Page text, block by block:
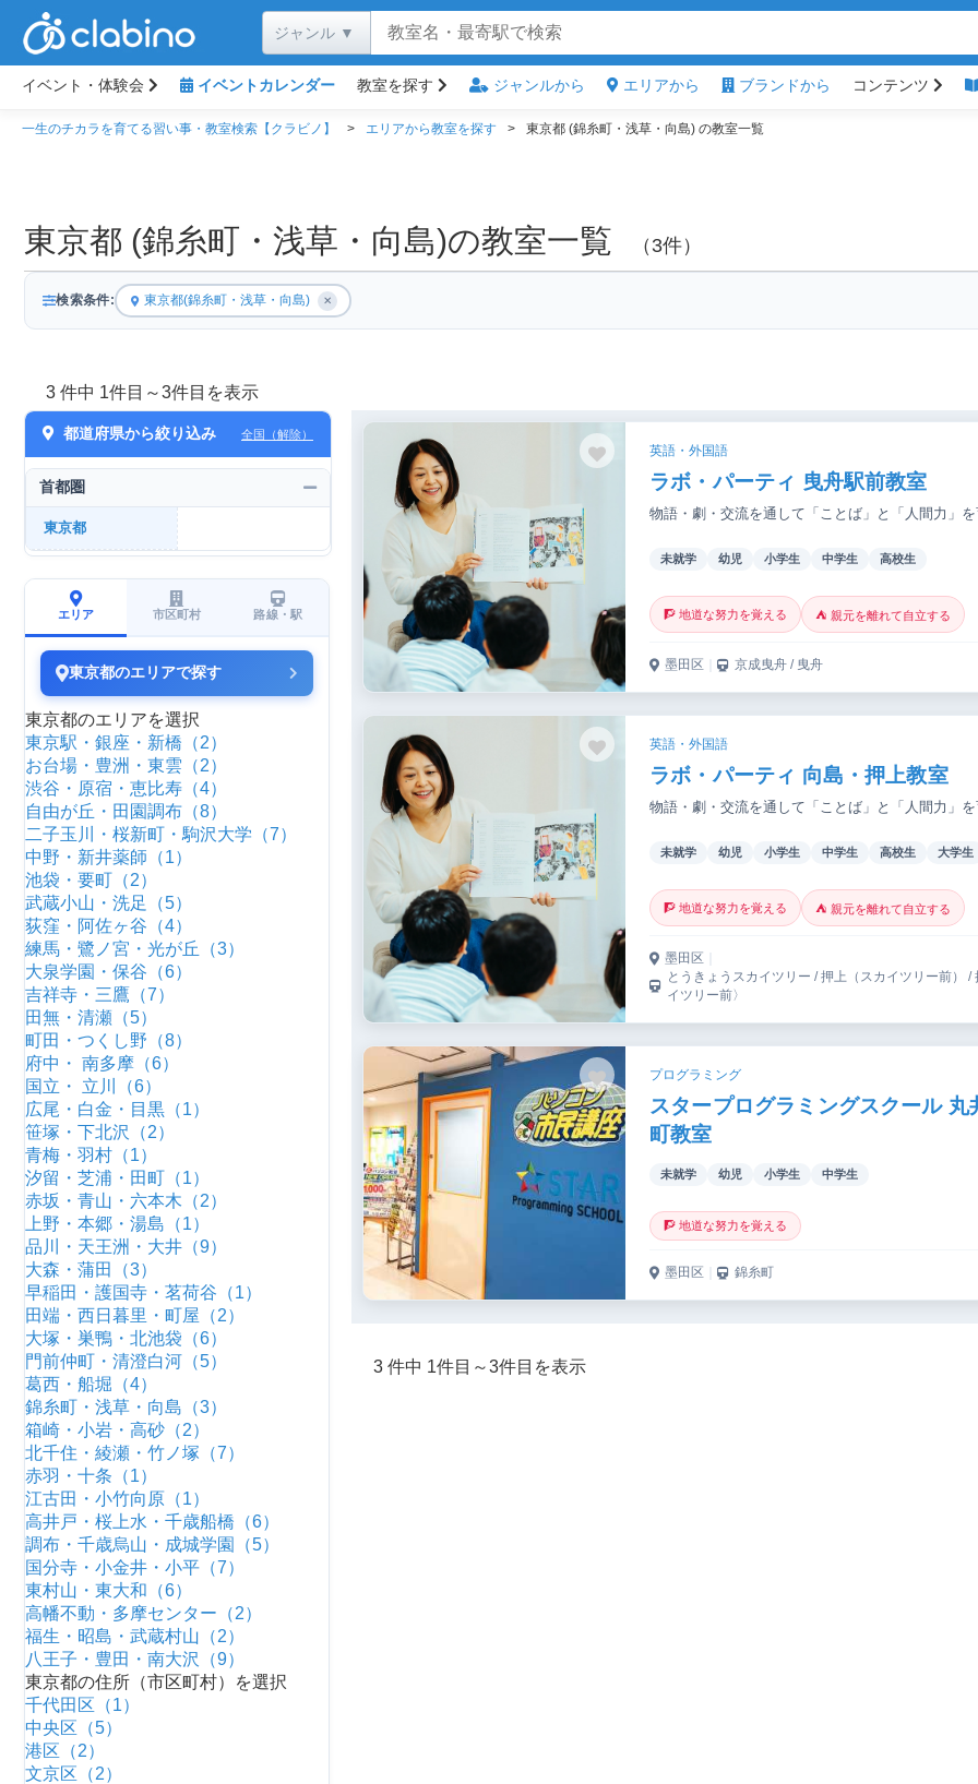
イベント・体験会 イベントカレンダー 教室を探す ジャンルから エリアから ブランドから コンテンツ
一生のチカラを育てる習い事・教室検索【クラビノ】 エリアから教室を探す 東京都 (錦糸町・浅草・向島) の教室一覧
東京都 (錦糸町・浅草・向島)の教室一覧 （3件）
検索条件: 東京都(錦糸町・浅草・向島) ✕
3 件中 1件目～3件目を表示
都道府県から絞り込み 全国（解除）
首都圏
東京都
エリア 市区町村 路線・駅
東京都のエリアで探す
東京都のエリアを選択
東京駅・銀座・新橋（2）
お台場・豊洲・東雲（2）
渋谷・原宿・恵比寿（4）
自由が丘・田園調布（8）
二子玉川・桜新町・駒沢大学（7）
中野・新井薬師（1）
池袋・要町（2）
武蔵小山・洗足（5）
荻窪・阿佐ヶ谷（4）
練馬・鷺ノ宮・光が丘（3）
大泉学園・保谷（6）
吉祥寺・三鷹（7）
田無・清瀬（5）
町田・つくし野（8）
府中・ 南多摩（6）
国立・ 立川（6）
広尾・白金・目黒（1）
笹塚・下北沢（2）
青梅・羽村（1）
汐留・芝浦・田町（1）
赤坂・青山・六本木（2）
上野・本郷・湯島（1）
品川・天王洲・大井（9）
大森・蒲田（3）
早稲田・護国寺・茗荷谷（1）
田端・西日暮里・町屋（2）
大塚・巣鴨・北池袋（6）
門前仲町・清澄白河（5）
葛西・船堀（4）
錦糸町・浅草・向島（3）
箱崎・小岩・高砂（2）
北千住・綾瀬・竹ノ塚（7）
赤羽・十条（1）
江古田・小竹向原（1）
高井戸・桜上水・千歳船橋（6）
調布・千歳烏山・成城学園（5）
国分寺・小金井・小平（7）
東村山・東大和（6）
高幡不動・多摩センター（2）
福生・昭島・武蔵村山（2）
八王子・豊田・南大沢（9）
東京都の住所（市区町村）を選択
千代田区（1）
中央区（5）
港区（2）
文京区（2）
英語・外国語
ラボ・パーティ 曳舟駅前教室
物語・劇・交流を通して「ことば」と「人間力」
未就学 幼児 小学生 中学生 高校生
🧗 地道な努力を覚える ⛺ 親元を離れて自立する
墨田区 京成曳舟 / 曳舟
英語・外国語
ラボ・パーティ 向島・押上教室
物語・劇・交流を通して「ことば」と「人間力」
未就学 幼児 小学生 中学生 高校生 大学生
🧗 地道な努力を覚える ⛺ 親元を離れて自立する
墨田区
とうきょうスカイツリー / 押上（スカイツリー前） /
イツリー前〉
プログラミング
スタープログラミングスクール 丸
町教室
未就学 幼児 小学生 中学生
🧗 地道な努力を覚える
墨田区 錦糸町
3 件中 1件目～3件目を表示